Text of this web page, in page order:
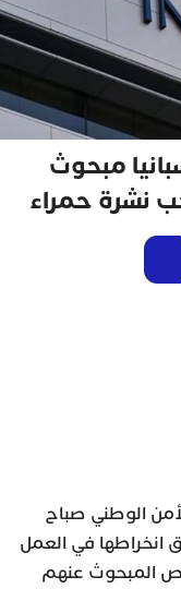
مبحوث
نشرة حمراء
الوطني صباح
في سياق انخراطها في العمل
المبحوث عنهم